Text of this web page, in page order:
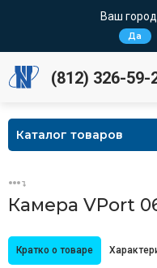
Ваш город
Да
(812) 326-59-
Каталог товаров
Камера VPort
Кратко о товаре